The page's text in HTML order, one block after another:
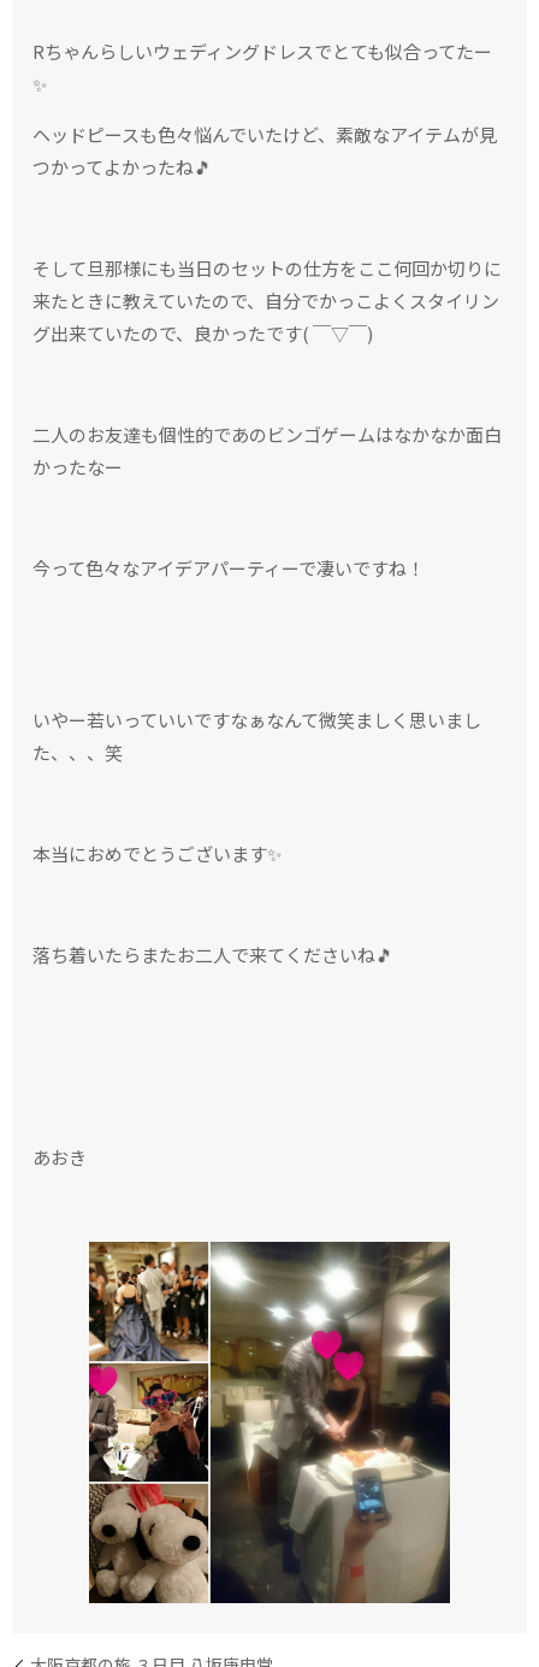
Rちゃんらしいウェディングドレスでとても似合ってたー
✨
ヘッドピースも色々悩んでいたけど、素敵なアイテムが見
つかってよかったね🎵
そして旦那様にも当日のセットの仕方をここ何回か切りに
来たときに教えていたので、自分でかっこよくスタイリン
グ出来ていたので、良かったです( ￣▽￣)
二人のお友達も個性的であのビンゴゲームはなかなか面白
かったなー
今って色々なアイデアパーティーで凄いですね！
いやー若いっていいですなぁなんて微笑ましく思いまし
た、、、笑
本当におめでとうございます✨
落ち着いたらまたお二人で来てくださいね🎵
あおき